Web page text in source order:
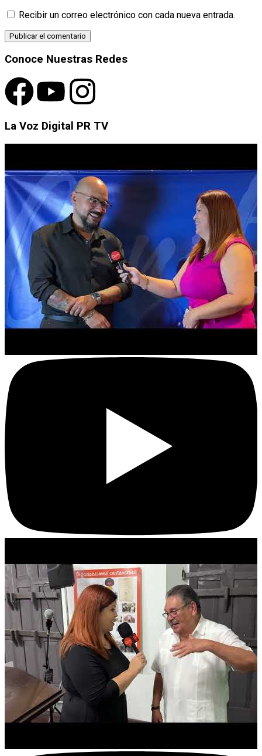
Recibir un correo electrónico con cada nueva entrada.
Conoce Nuestras Redes
La Voz Digital PR TV